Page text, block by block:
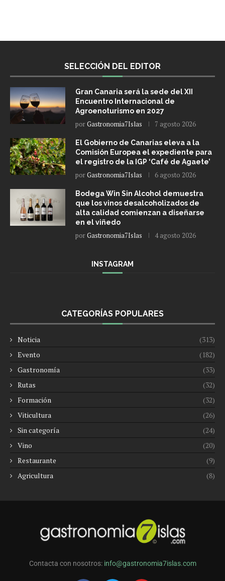
SELECCIÓN DEL EDITOR
Gran Canaria será la sede del XII
Encuentro Internacional de
Agroenoturismo en 2027
porGastronomia7Islas 7 agosto 2026
El Gobierno de Canarias eleva a la
Comisión Europea el expediente para
el registro de la IGP ‘Café de Agaete’
porGastronomia7Islas 6 agosto 2026
Bodega Win Sin Alcohol demuestra
que los vinos desalcoholizados de
alta calidad comienzan a diseñarse
en el viñedo
porGastronomia7Islas 4 agosto 2026
INSTAGRAM
CATEGORÍAS POPULARES
Noticia
(313)
Evento
(182)
Gastronomía
(33)
Rutas
(32)
Formación
(32)
Viticultura
(26)
Sin categoría
(24)
Vino
(20)
Restaurante
(9)
Agricultura
(8)
Contacta con nosotros: info@gastronomia7islas.com